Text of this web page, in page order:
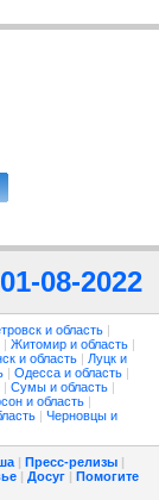
08-2022
и область |
| Житомир и область |
и область | Луцк и
| Одесса и область |
| Сумы и область |
и область |
| Черновцы и
| Пресс-релизы |
| Досуг | Помогите